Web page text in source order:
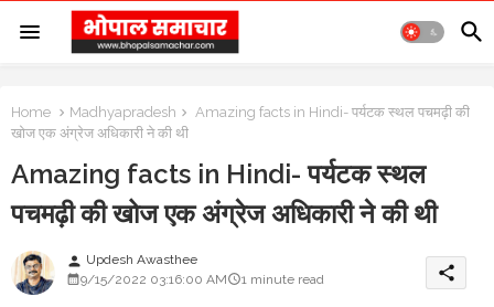
Home Madhyapradesh
Amazing facts in Hindi- पर्यटक स्थल पचमढ़ी की
खोज एक अंग्रेज अधिकारी ने की थी
Amazing facts in Hindi- पर्यटक स्थल
पचमढ़ी की खोज एक अंग्रेज अधिकारी ने की थी
person Updesh Awasthee
9/15/2022 03:16:00 AM
1 minute read share